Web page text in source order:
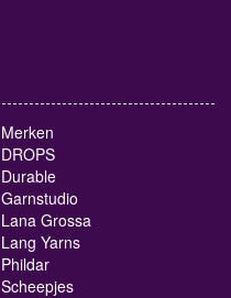
Merken
DROPS
Durable
Garnstudio
Lana Grossa
Lang Yarns
Phildar
Scheepjes